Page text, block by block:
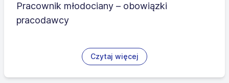
Pracownik młodociany – obowiązki
pracodawcy
Czytaj więcej